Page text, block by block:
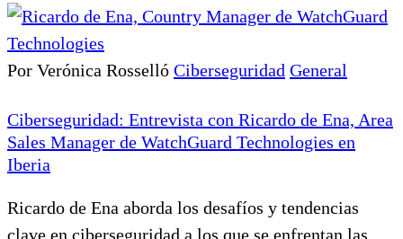
Por Verónica Rosselló Ciberseguridad General
Ciberseguridad: Entrevista con Ricardo de Ena, Area
Sales Manager de WatchGuard Technologies en
Iberia
Ricardo de Ena aborda los desafíos y tendencias
clave en ciberseguridad a los que se enfrentan las